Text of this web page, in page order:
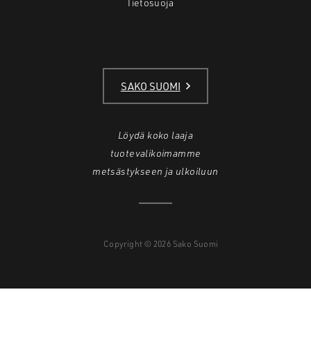
Tietosuoja
SAKO SUOMI
Löydä koko laaja
tuotevalikoimamme
metsästykseen ja ulkoiluun
Copyright © 2026 Sako Suomi